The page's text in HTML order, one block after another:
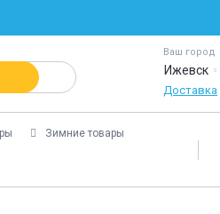
Ваш город
Ижевск
Доставка
Зимние товары